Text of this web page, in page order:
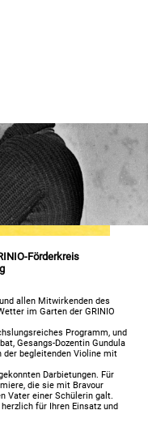
Förderkreis
allen Mitwirkenden des
im Garten der GRINIO
Programm, und
Gesangs-Dozentin Gundula
der begleitenden Violine mit
Darbietungen. Für
die sie mit Bravour
Vater einer Schülerin galt.
für Ihren Einsatz und